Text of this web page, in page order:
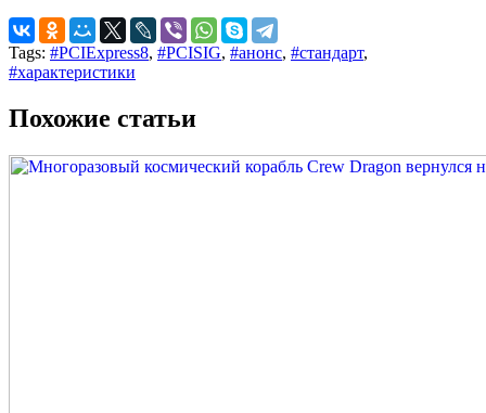
Tags: #PCIExpress8, #PCISIG, #анонс, #стандарт,
#характеристики
Похожие статьи